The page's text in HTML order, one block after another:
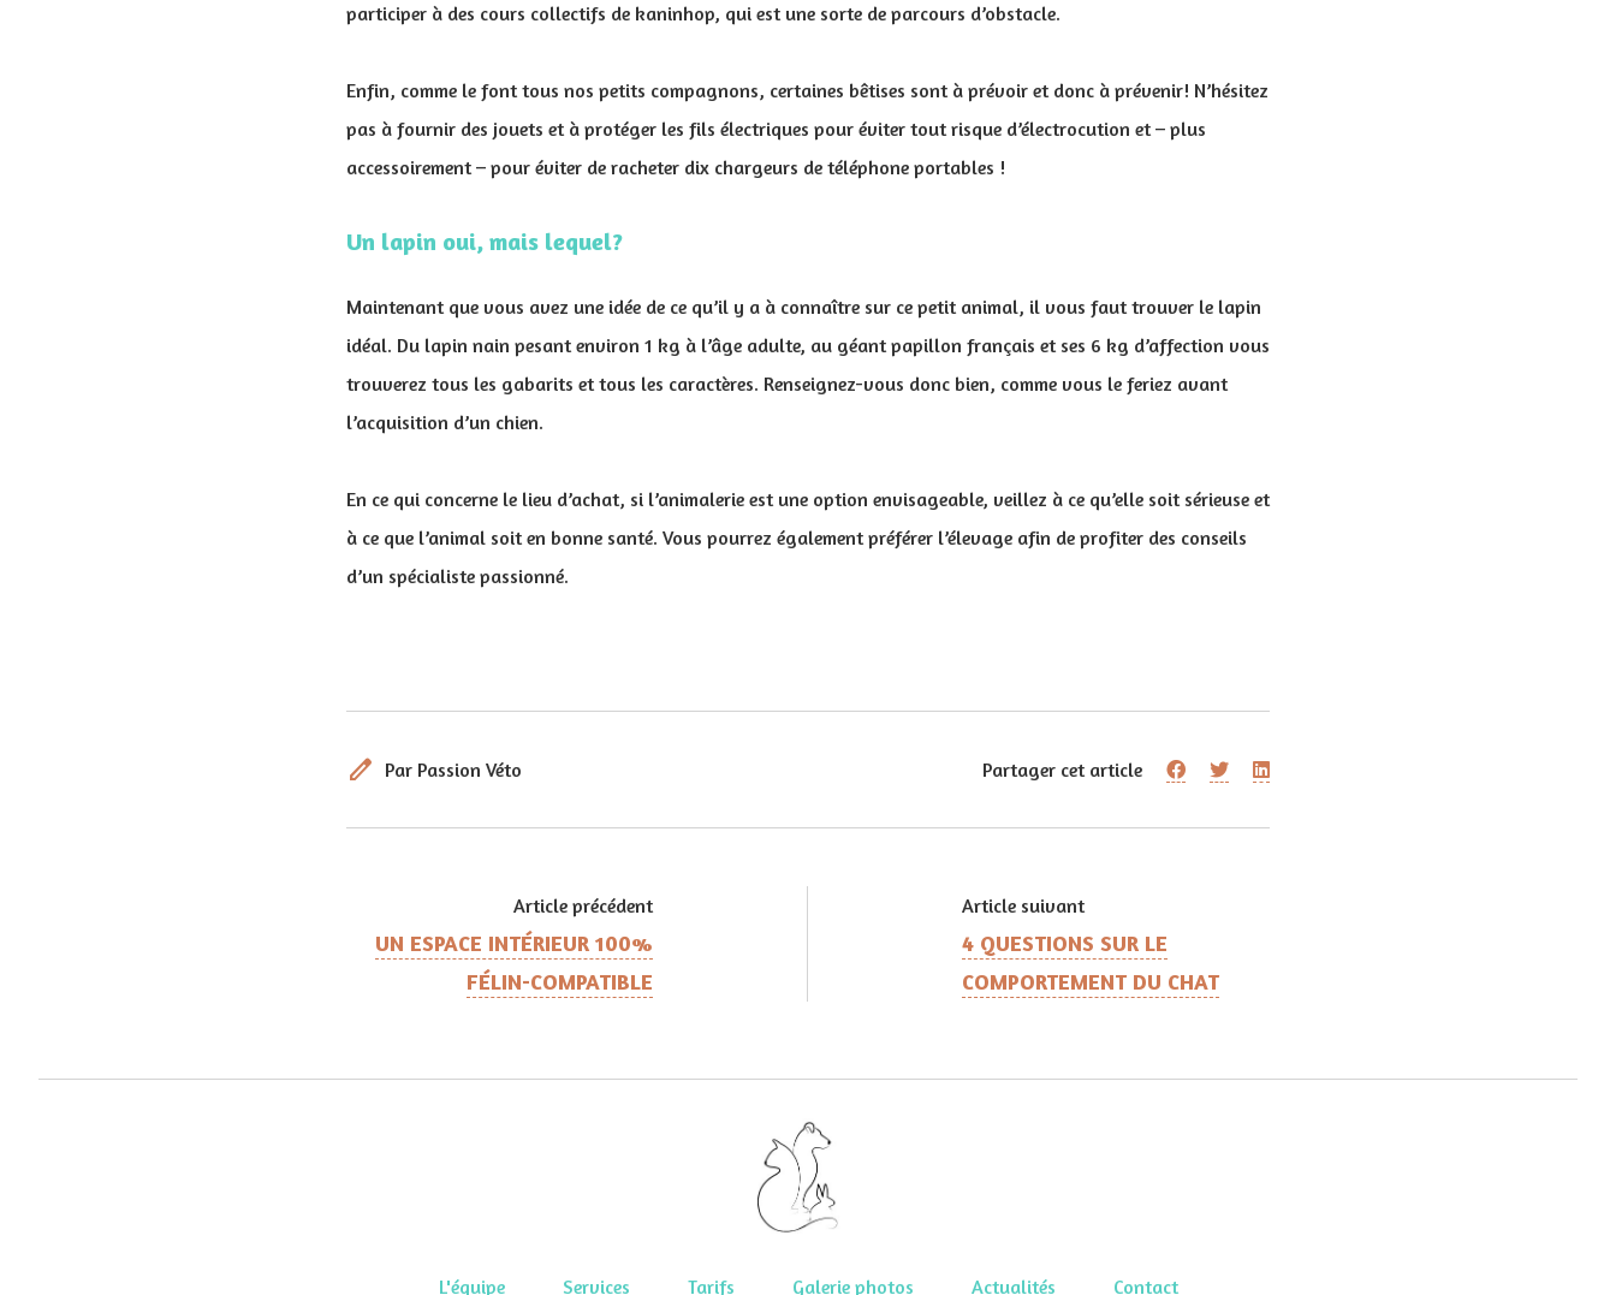
participer à des cours collectifs de kaninhop, qui est une sorte de parcours d’obstacle.
Enfin, comme le font tous nos petits compagnons, certaines bêtises sont à prévoir et donc à prévenir! N’hésitez
pas à fournir des jouets et à protéger les fils électriques pour éviter tout risque d’électrocution et – plus
accessoirement – pour éviter de racheter dix chargeurs de téléphone portables !
Un lapin oui, mais lequel?
Maintenant que vous avez une idée de ce qu’il y a à connaître sur ce petit animal, il vous faut trouver le lapin
idéal. Du lapin nain pesant environ 1 kg à l’âge adulte, au géant papillon français et ses 6 kg d’affection vous
trouverez tous les gabarits et tous les caractères. Renseignez-vous donc bien, comme vous le feriez avant
l’acquisition d’un chien.
En ce qui concerne le lieu d’achat, si l’animalerie est une option envisageable, veillez à ce qu’elle soit sérieuse et
à ce que l’animal soit en bonne santé. Vous pourrez également préférer l’élevage afin de profiter des conseils
d’un spécialiste passionné.
edit Par Passion Véto Partager cet article
Article précédent
UN ESPACE INTÉRIEUR 100%
FÉLIN-COMPATIBLE
Article suivant
4 QUESTIONS SUR LE
COMPORTEMENT DU CHAT
L'équipe Services Tarifs Galerie photos Actualités Contact